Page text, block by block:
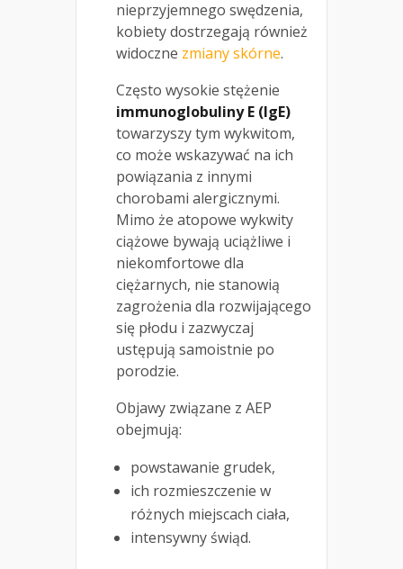
nieprzyjemnego swędzenia,
kobiety dostrzegają również
widoczne zmiany skórne.
Często wysokie stężenie
immunoglobuliny E (IgE)
towarzyszy tym wykwitom,
co może wskazywać na ich
powiązania z innymi
chorobami alergicznymi.
Mimo że atopowe wykwity
ciążowe bywają uciążliwe i
niekomfortowe dla
ciężarnych, nie stanowią
zagrożenia dla rozwijającego
się płodu i zazwyczaj
ustępują samoistnie po
porodzie.
Objawy związane z AEP
obejmują:
powstawanie grudek,
ich rozmieszczenie w
różnych miejscach ciała,
intensywny świąd.